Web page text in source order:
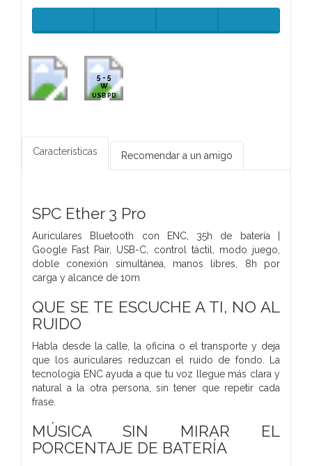
5 - 5
W
USB PD
Características Recomendar a un amigo
SPC Ether 3 Pro
Auriculares Bluetooth con ENC, 35h de batería |
Google Fast Pair, USB-C, control táctil, modo juego,
doble conexión simultánea, manos libres, 8h por
carga y alcance de 10m
QUE SE TE ESCUCHE A TI, NO AL
RUIDO
Habla desde la calle, la oficina o el transporte y deja
que los auriculares reduzcan el ruido de fondo. La
tecnología ENC ayuda a que tu voz llegue más clara y
natural a la otra persona, sin tener que repetir cada
frase.
MÚSICA SIN MIRAR EL
PORCENTAJE DE BATERÍA